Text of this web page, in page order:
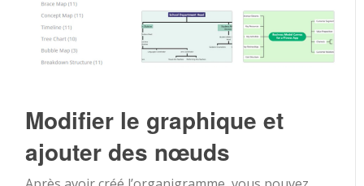
Modifier le graphique et
ajouter des nœuds